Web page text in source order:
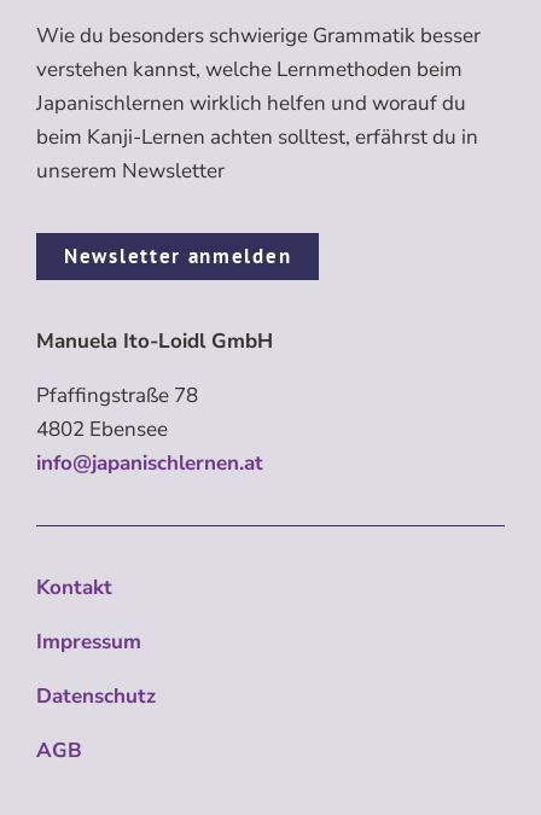
Wie du besonders schwierige Grammatik besser
verstehen kannst, welche Lernmethoden beim
Japanischlernen wirklich helfen und worauf du
beim Kanji-Lernen achten solltest, erfährst du in
unserem Newsletter
Newsletter anmelden
Manuela Ito-Loidl GmbH
Pfaffingstraße 78
4802 Ebensee
info@japanischlernen.at
Kontakt
Impressum
Datenschutz
AGB